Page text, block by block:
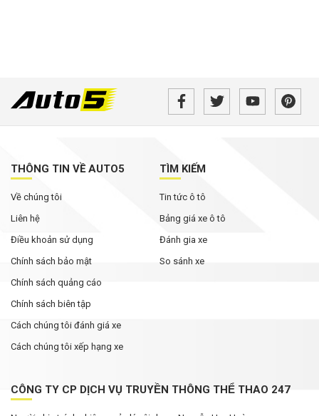
THÔNG TIN VỀ AUTO5
Về chúng tôi
Liên hệ
Điều khoản sử dụng
Chính sách bảo mật
Chính sách quảng cáo
Chính sách biên tập
Cách chúng tôi đánh giá xe
Cách chúng tôi xếp hạng xe
TÌM KIẾM
Tin tức ô tô
Bảng giá xe ô tô
Đánh gia xe
So sánh xe
CÔNG TY CP DỊCH VỤ TRUYỀN THÔNG THỂ THAO 247